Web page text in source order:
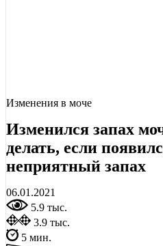
Изменения в моче
Изменился запах
делать, если
неприятный запах
06.01.2021
5.9 тыс.
3.9 тыс.
5 мин.